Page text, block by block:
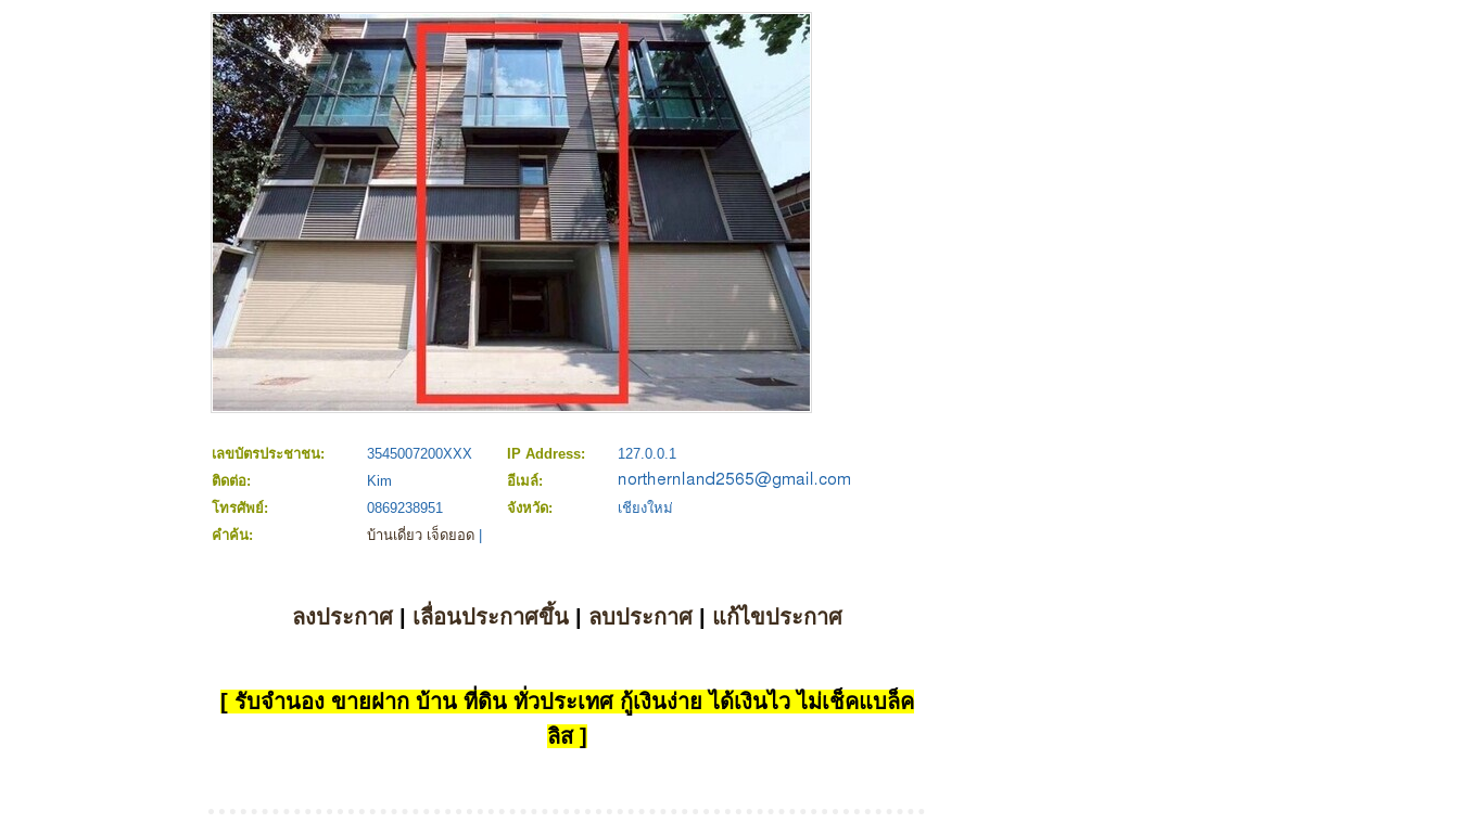
เลขบัตรประชาชน: 3545007200XXX IP Address:
127.0.0.1
ติดต่อ:
Kim
อีเมล์:
โทรศัพย์:
0869238951 จังหวัด:
เชียงใหม่
คำค้น:
บ้านเดี่ยว เจ็ดยอด
ลงประกาศ| เลื่อนประกาศขึ้น| ลบประกาศ| แก้ไขประกาศ
[ รับจำนอง ขายฝาก บ้าน ที่ดิน ทั่วประเทศ กู้เงินง่าย ได้เงินไว ไม่เช็คแบล็ค
ลิส ]